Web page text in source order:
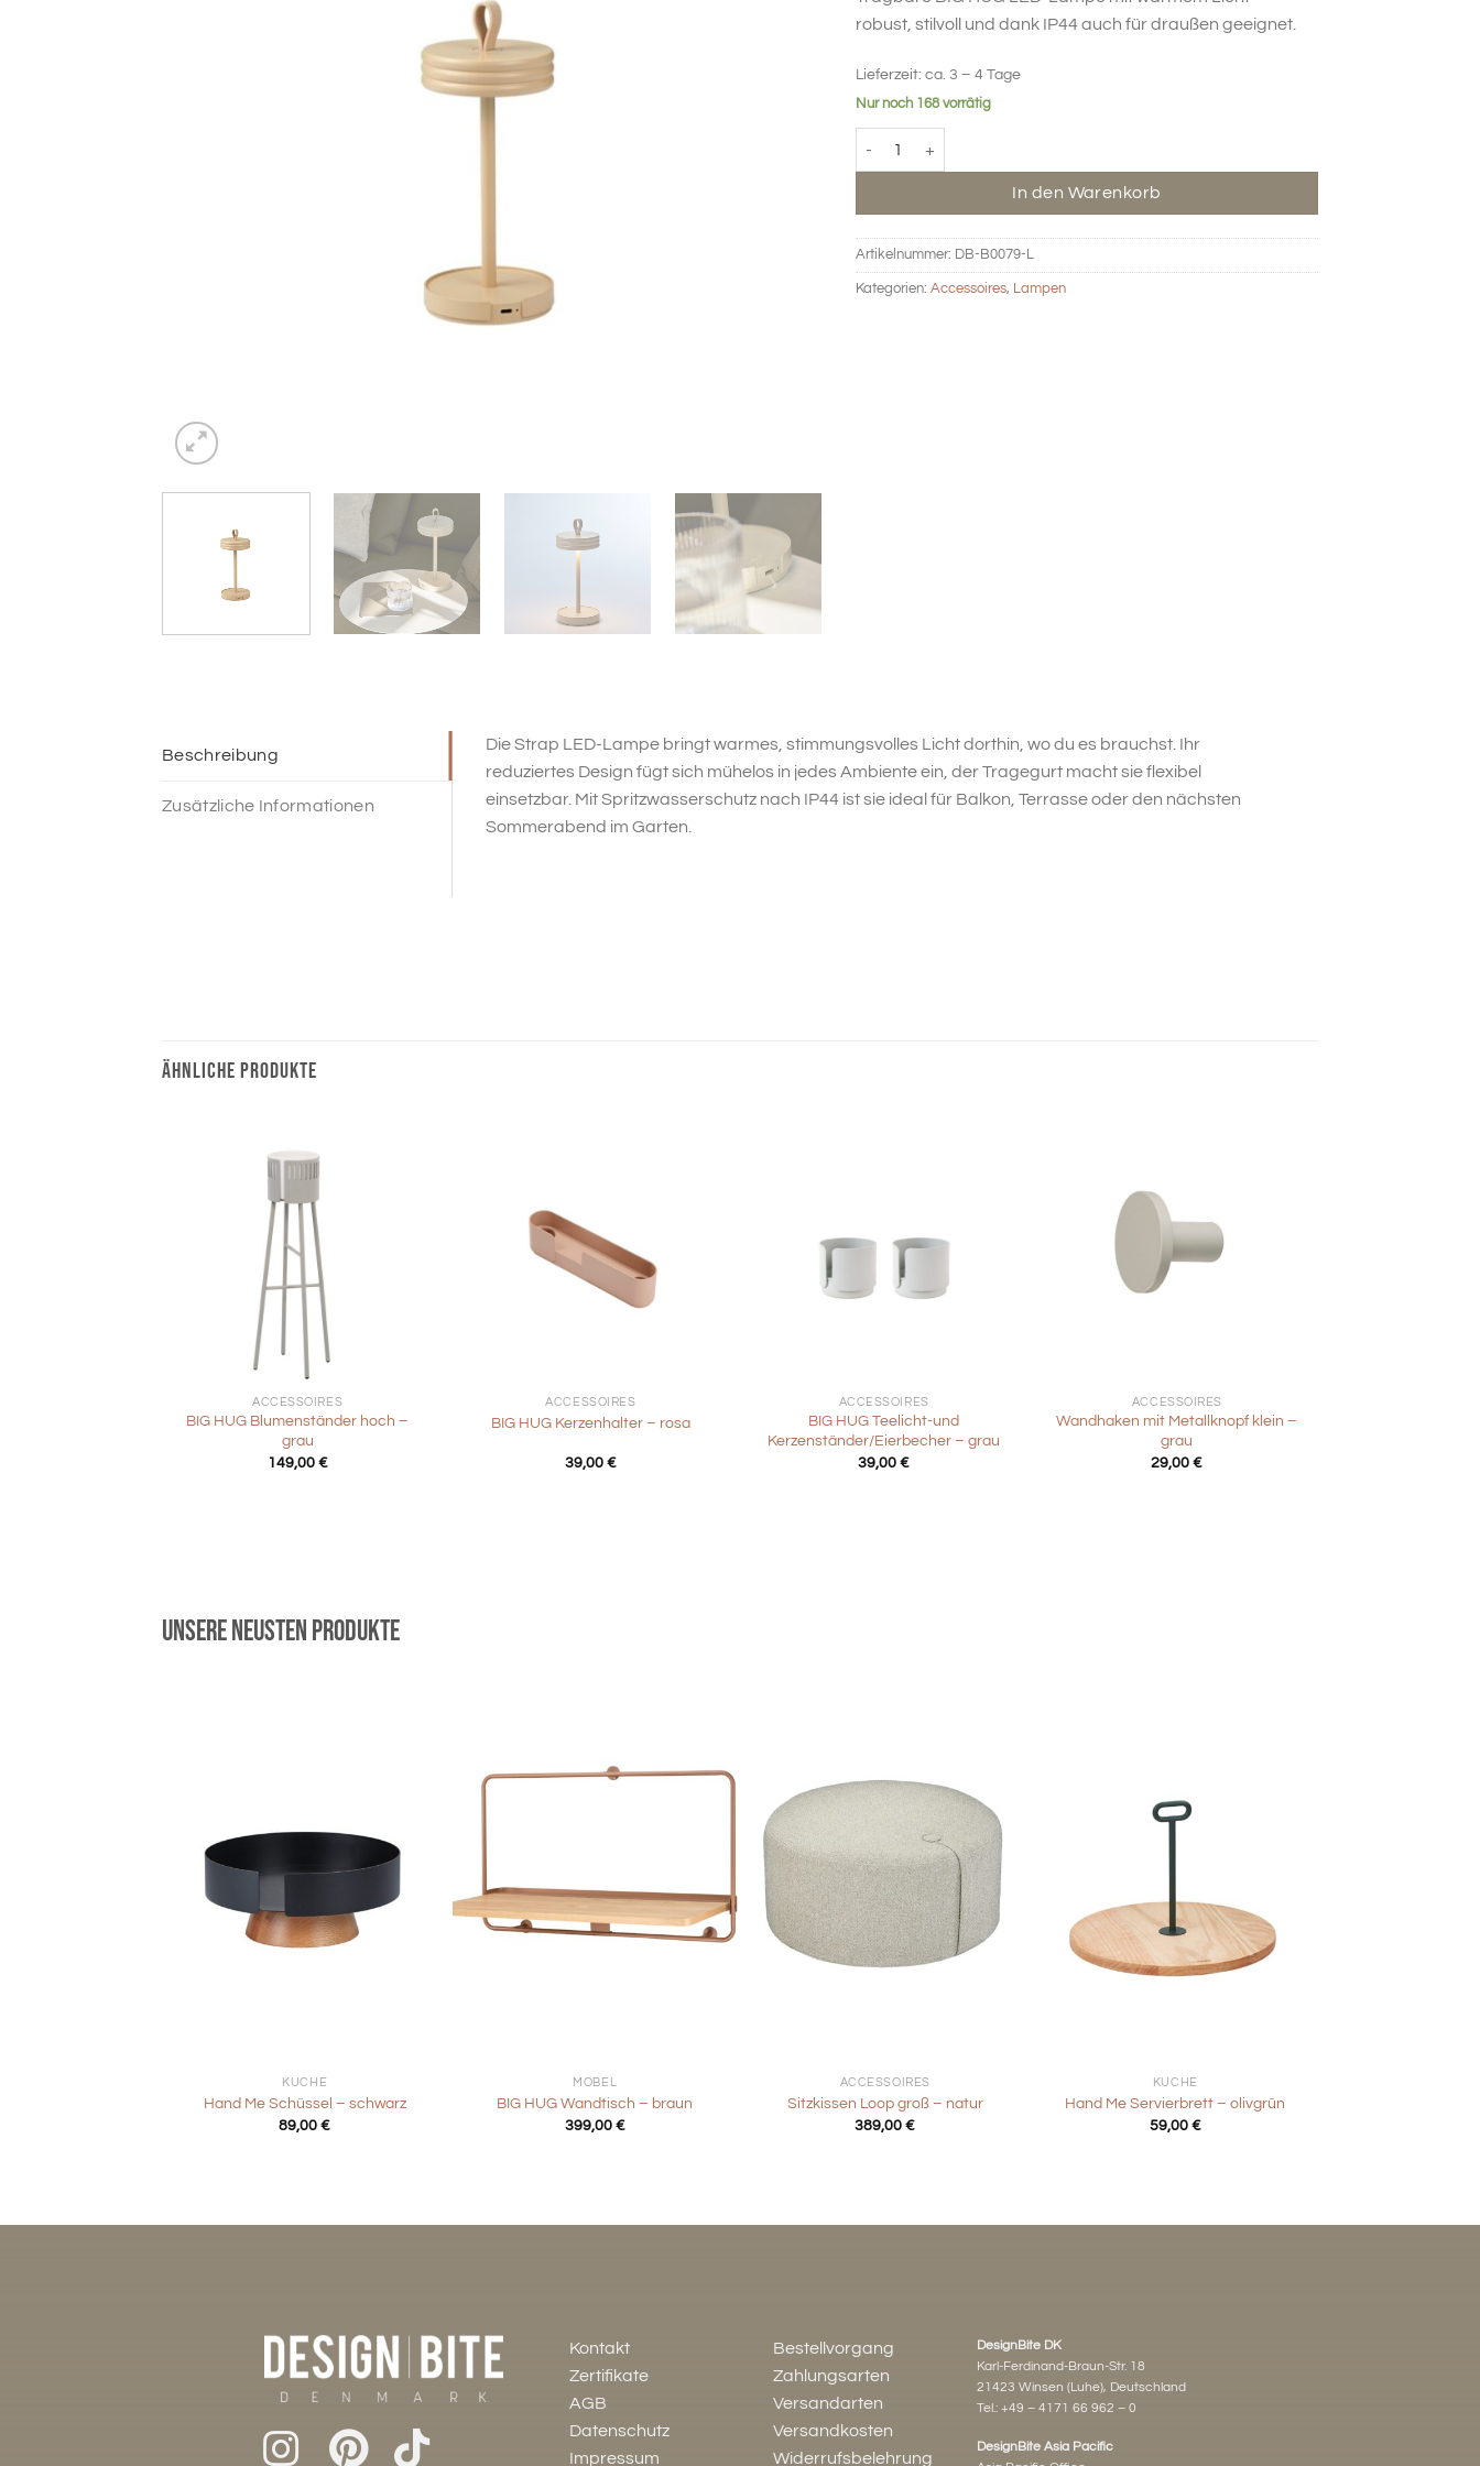
robust, stilvoll und dank IP44 auch für draußen geeignet.
Lieferzeit: ca. 3 – 4 Tage
Nur noch 168 vorrätig
In den Warenkorb
Artikelnummer: DB-B0079-L
Kategorien: Accessoires, Lampen
Beschreibung
Zusätzliche Informationen
Die Strap LED-Lampe bringt warmes, stimmungsvolles Licht dorthin, wo du es brauchst. Ihr
reduziertes Design fügt sich mühelos in jedes Ambiente ein, der Tragegurt macht sie flexibel
einsetzbar. Mit Spritzwasserschutz nach IP44 ist sie ideal für Balkon, Terrasse oder den nächsten
Sommerabend im Garten.
ÄHNLICHE PRODUKTE
ACCESSOIRES
BIG HUG Blumenständer hoch –
grau
149,00 €
ACCESSOIRES
BIG HUG Kerzenhalter – rosa
39,00 €
ACCESSOIRES
BIG HUG Teelicht-und
Kerzenständer/Eierbecher – grau
39,00€
ACCESSOIRES
Wandhaken mit Metallknopf klein –
grau
29,00€
Unsere neusten Produkte
KÜCHE
Hand Me Schüssel – schwarz
89,00€
MÖBEL
BIG HUG Wandtisch – braun
399,00 €
ACCESSOIRES
Sitzkissen Loop groß – natur
389,00€
KÜCHE
Hand Me Servierbrett – olivgrün
59,00 €
Kontakt
Zertifikate
AGB
Datenschutz
Impressum
Bestellvorgang
Zahlungsarten
Versandarten
Versandkosten
Widerrufsbelehrung
DesignBite DK
Karl-Ferdinand-Braun-Str. 18
21423 Winsen (Luhe), Deutschland
Tel.: +49 – 4171 66 962 – 0
DesignBite Asia Pacific